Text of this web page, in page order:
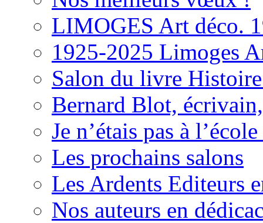
LIMOGES Art déco.
1925-2025 Limoges
Salon du livre
Bernard Blot,
Je n’étais pas à
Les prochains salons
Les Ardents Editeurs
Nos auteurs en